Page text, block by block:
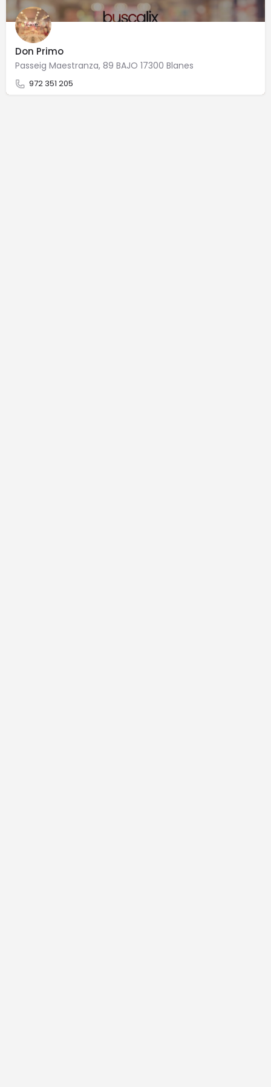
Don Primo
Passeig Maestranza, 89 BAJO 17300 Blanes
972 351 205